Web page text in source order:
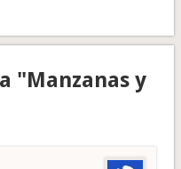
"Manzanas y